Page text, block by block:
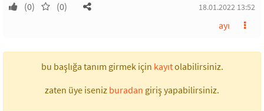
(0) (0) 18.01.2022 13:52
ayı
bu başlığa tanım girmek için kayıtolabilirsiniz.
zaten üye iseniz buradan giriş yapabilirsiniz.